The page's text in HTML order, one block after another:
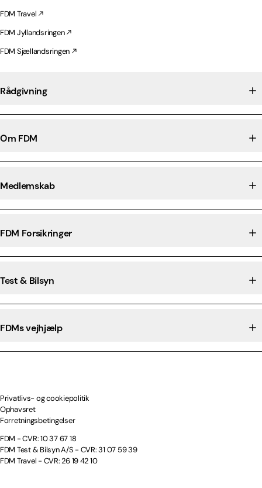
FDM Travel
FDM Jyllandsringen
FDM Sjællandsringen
Rådgivning
Om FDM
Medlemskab
FDM Forsikringer
Test & Bilsyn
FDMs vejhjælp
Privatlivs- og cookiepolitik
Ophavsret
Forretningsbetingelser
FDM - CVR: 10 37 67 18
FDM Test & Bilsyn A/S - CVR: 31 07 59 39
FDM Travel - CVR: 26 19 42 10